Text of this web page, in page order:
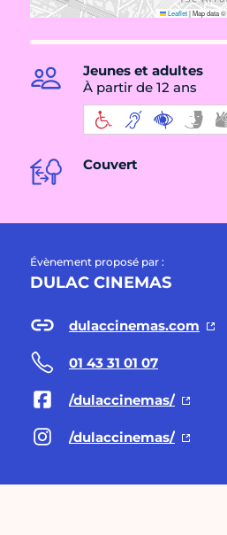
Leaflet|Map data ©
Jeunes et adultes
À partir de 12 ans
Couvert
Évènement proposé par :
DULAC CINEMAS
dulaccinemas.com
01 43 31 01 07
/dulaccinemas/
/dulaccinemas/